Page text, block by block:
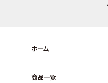
ホーム
商品一覧